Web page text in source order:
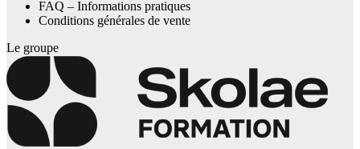
FAQ – Informations pratiques
Conditions générales de vente
Le groupe